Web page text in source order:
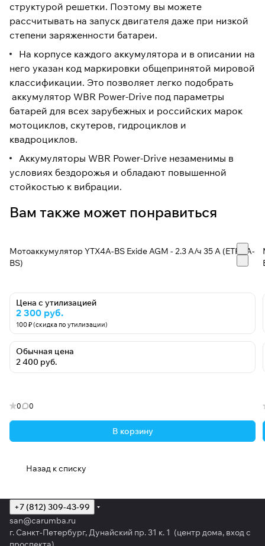
структурой решетки. Поэтому вы можете
рассчитывать на запуск двигателя даже при низкой
степени заряженности батареи.
На корпусе каждого аккумулятора и в описании на
него указан код маркировки общепринятой мировой
классификации. Это позволяет легко подобрать
аккумулятор WBR Power-Drive под параметры
батарей для всех зарубежных и российских марок
мотоциклов, скутеров, гидроциклов и
квадроциклов.
Аккумуляторы WBR Power-Drive незаменимы в
условиях бездорожья и обладают повышенной
стойкостью к вибрации.
Вам также может понравиться
Мотоаккумулятор YTX4A-BS Exide AGM - 2.3 А/ч 35 А (ETR4A-
BS)
Цена с утилизацией
2 300 руб.
100 ₽ (скидка по утилизации)
Обычная цена
2 400 руб.
0 0
В корзину
Назад к списку
+7 (812) 309-43-99
san@carumba.ru
г. Санкт-Петербург, Дунайский пр. 31 к. 1 (центр дома, вход с